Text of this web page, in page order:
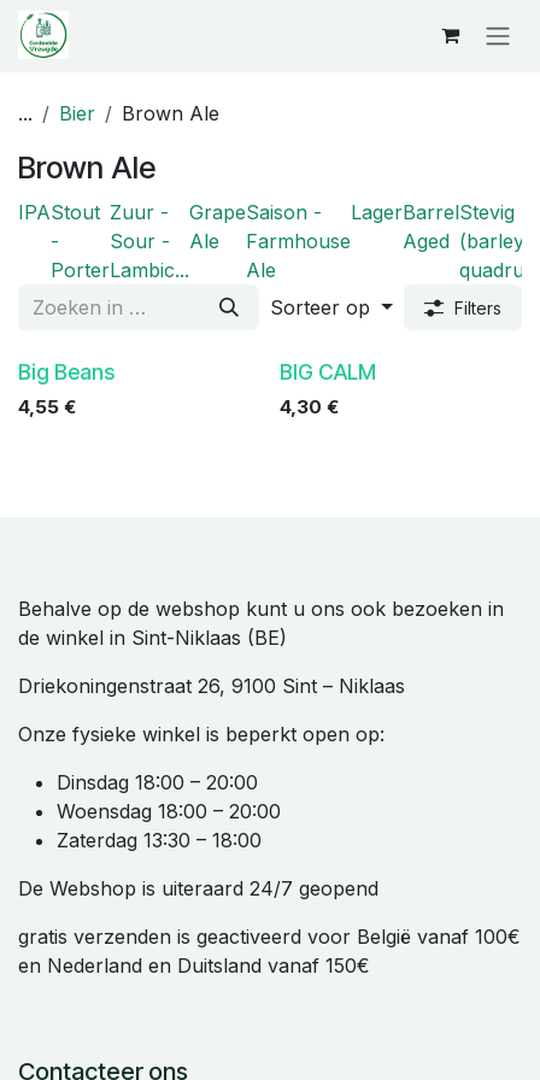
Overslaan naar inhoud
... Bier Brown Ale
Brown Ale
IPAStout
-
Porter
Zuur -
Sour -
Lambic...
Grape
Ale
Saison -
Farmhouse
Ale
LagerBarrel
Aged
Stevig
Sorteer op
Filters
Big Beans
4,55 €
BIG CALM
4,30 €
Behalve op de webshop kunt u ons ook bezoeken in
de winkel in Sint-Niklaas (BE)
Driekoningenstraat 26, 9100 Sint – Niklaas
Onze fysieke winkel is beperkt open op:
Dinsdag 18:00 – 20:00
Woensdag 18:00 – 20:00
Zaterdag 13:30 – 18:00
De Webshop is uiteraard 24/7 geopend
gratis verzenden is geactiveerd voor België vanaf 100€
en Nederland en Duitsland vanaf 150€
Contacteer ons